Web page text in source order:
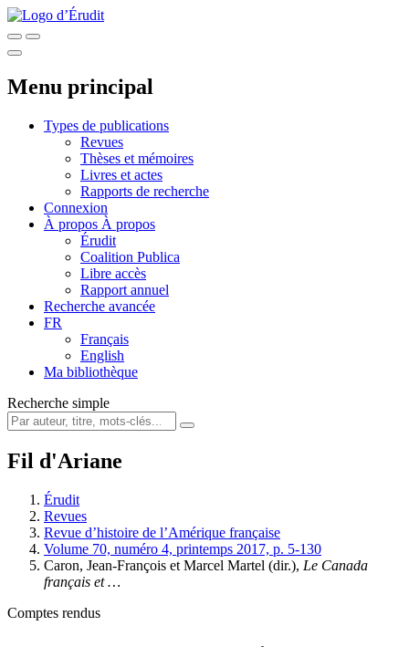
Menu principal
Types de publications
Revues
Thèses et mémoires
Livres et actes
Rapports de recherche
Connexion
À propos À propos
Érudit
Coalition Publica
Libre accès
Rapport annuel
Recherche avancée
FR
Français
English
Ma bibliothèque
Recherche simple
Fil d'Ariane
Érudit
Revues
Revue d’histoire de l’Amérique française
Volume 70, numéro 4, printemps 2017, p. 5-130
Caron, Jean-François et Marcel Martel (dir.), Le Canada
français et …
Comptes rendus